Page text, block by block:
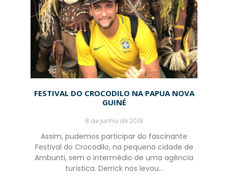
FESTIVAL DO CROCODILO NA PAPUA NOVA
GUINÉ
8 de junho de 2019
Assim, pudemos participar do fascinante
Festival do Crocodilo, na pequena cidade de
Ambunti, sem o intermédio de uma agência
turística. Derrick nos levou…